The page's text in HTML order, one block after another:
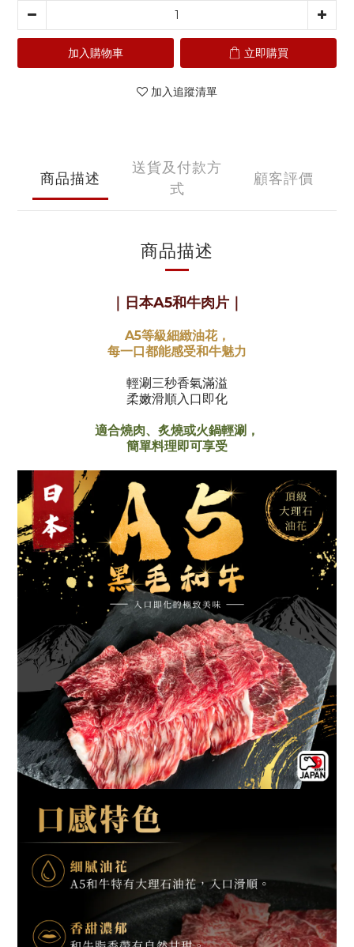
加入購物車 立即購買
加入追蹤清單
商品描述
送貨及付款方
式
顧客評價
商品描述
｜日本A5和牛肉片｜
A5等級細緻油花，
每一口都能感受和牛魅力
輕涮三秒香氣滿溢
柔嫩滑順入口即化
適合燒肉、炙燒或火鍋輕涮，
簡單料理即可享受